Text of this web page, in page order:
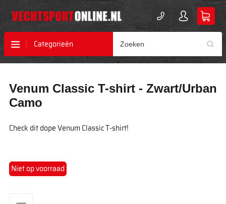
Categorieën
naar
het
einde
de
naar
het
begin
de
Venum Classic T-shirt - Zwart/Urban
Camo
Check dit dope Venum Classic T-shirt!
Niet op voorraad